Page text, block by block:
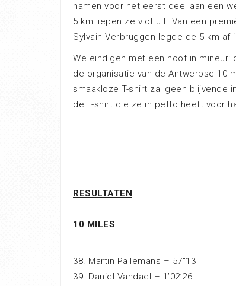
namen voor het eerst deel aan een
5 km liepen ze vlot uit. Van een
Sylvain Verbruggen legde de 5 km af
We eindigen met een noot in
de organisatie van de Antwerpse 10
smaakloze T-shirt zal geen blijvende
de T-shirt die ze in petto heeft voor
RESULTATEN
10 MILES
38. Martin Pallemans – 57″13
39. Daniel Vandael – 1’02’26